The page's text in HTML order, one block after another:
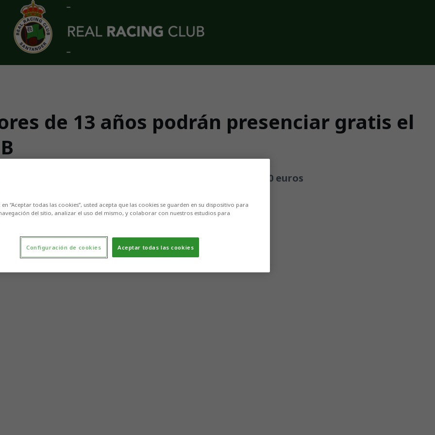
de 13 años podrán presenciar gratis el
en las taquillas de Los Campos de Sport a partir de 10 euros
“Aceptar todas las cookies”, usted acepta que las cookies se guarden en su dispositivo para
del sitio, analizar el uso del mismo, y colaborar con nuestros estudios para
Aceptar todas las cookies
Configuración de cookies